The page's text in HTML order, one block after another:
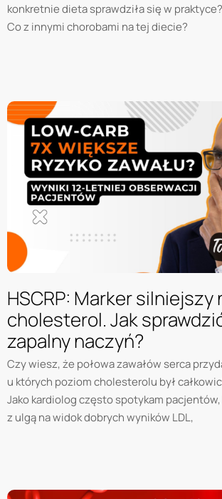
konkretnie dieta sprawdziła się w
Co z innymi chorobami na tej diecie?
HSCRP: Marker silniejszy
cholesterol. Jak
zapalny naczyń?
Czy wiesz, że połowa zawałów serca
u których poziom cholesterolu był
Jako kardiolog często spotykam
z ulgą na widok dobrych wyników LDL,